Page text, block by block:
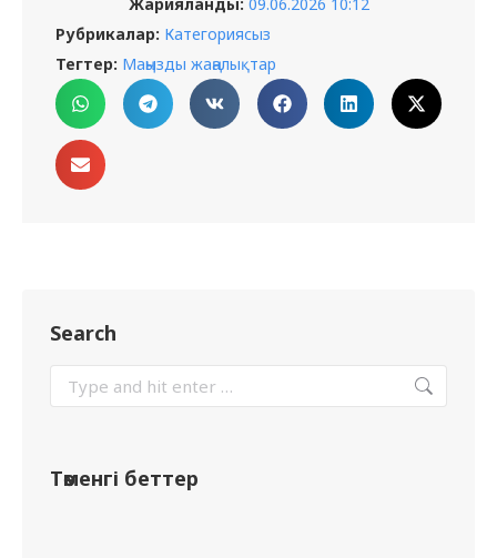
Рубрикалар: Категориясыз
Тегтер: Маңызды жаңалықтар
Search
Төменгі беттер